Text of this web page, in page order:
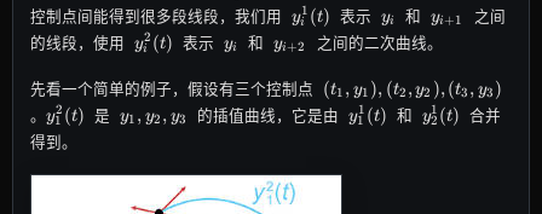
控制点间能得到很多段线段，我们用 y_i^1(t)
yi
1 (t) 表示 y_i
yi 和y_{i+1}
yi+1
之间
的线段，使用 y_i^2(t)
yi
2 (t) 表示 y_i
yi 和y_{i+2}
yi+2 之间的二次曲线。
先看一个简单的例子，假设有三个控制点 (t_1,
y_1),
(t_2,y_2),
(t1 , y1 ), (t2 , y2 ), (t3 , y3 )
。 y_1^2(t)
y1
2 (t) 是 y_1,
y1 , y2 , y3 的插值曲线，它是由y_1^1(t)
y1
1 (t) 和 y_2^1(t)
y2
1 (t) 合并
得到。